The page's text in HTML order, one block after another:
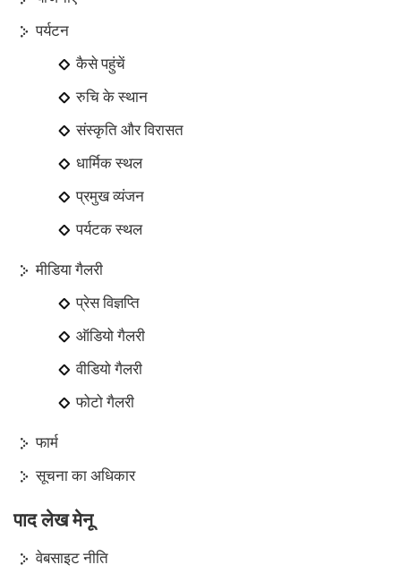
पर्यटन
कैसे पहुंचें
रुचि के स्थान
संस्कृति और विरासत
धार्मिक स्थल
प्रमुख व्यंजन
पर्यटक स्थल
मीडिया गैलरी
प्रेस विज्ञप्ति
ऑडियो गैलरी
वीडियो गैलरी
फोटो गैलरी
फार्म
सूचना का अधिकार
पाद लेख मेनू
वेबसाइट नीति